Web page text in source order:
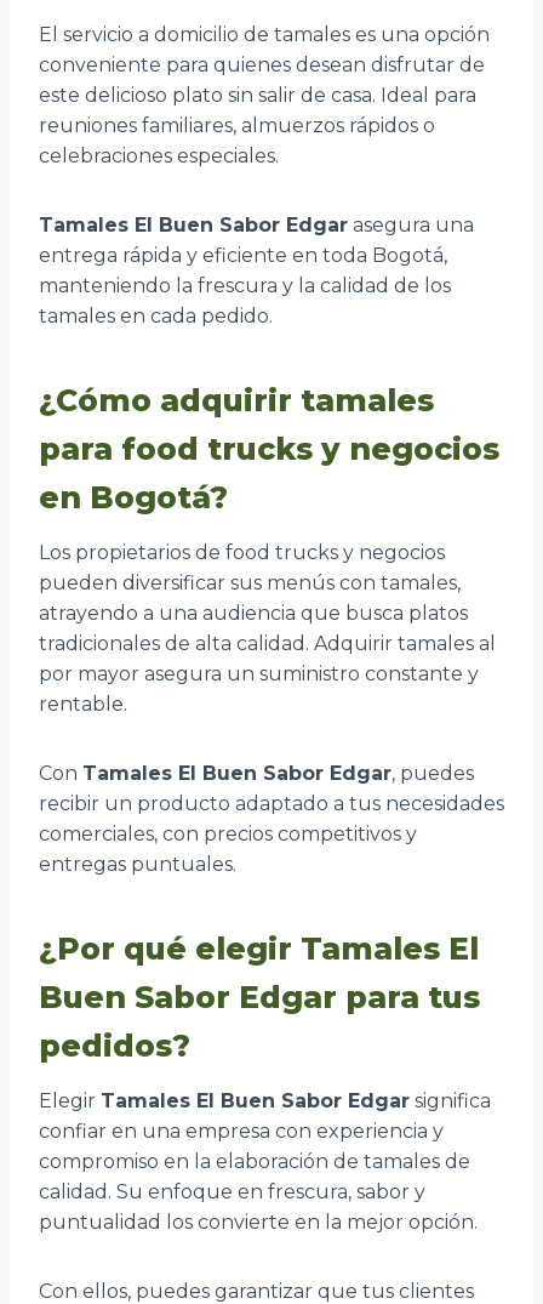
El servicio a domicilio de tamales es una opción
conveniente para quienes desean disfrutar de
este delicioso plato sin salir de casa. Ideal para
reuniones familiares, almuerzos rápidos o
celebraciones especiales.
Tamales El Buen Sabor Edgar asegura una
entrega rápida y eficiente en toda Bogotá,
manteniendo la frescura y la calidad de los
tamales en cada pedido.
¿Cómo adquirir tamales
para food trucks y negocios
en Bogotá?
Los propietarios de food trucks y negocios
pueden diversificar sus menús con tamales,
atrayendo a una audiencia que busca platos
tradicionales de alta calidad. Adquirir tamales al
por mayor asegura un suministro constante y
rentable.
Con Tamales El Buen Sabor Edgar, puedes
recibir un producto adaptado a tus necesidades
comerciales, con precios competitivos y
entregas puntuales.
¿Por qué elegir Tamales El
Buen Sabor Edgar para tus
pedidos?
Elegir Tamales El Buen Sabor Edgar significa
confiar en una empresa con experiencia y
compromiso en la elaboración de tamales de
calidad. Su enfoque en frescura, sabor y
puntualidad los convierte en la mejor opción.
Con ellos, puedes garantizar que tus clientes